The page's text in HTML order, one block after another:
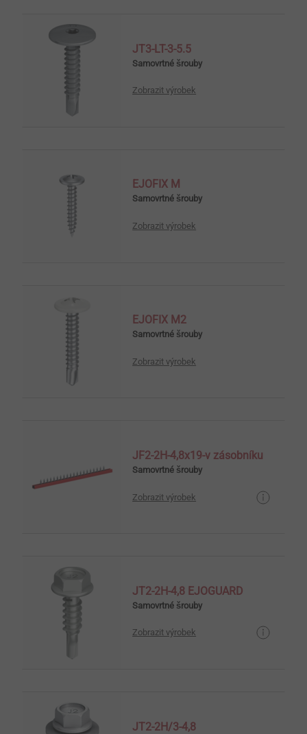
JT3-LT-3-5.5
Samovrtné šrouby
Zobrazit výrobek
EJOFIX M
Samovrtné šrouby
Zobrazit výrobek
EJOFIX M2
Samovrtné šrouby
Zobrazit výrobek
JF2-2H-4,8x19-v zásobníku
Samovrtné šrouby
Zobrazit výrobek
JT2-2H-4,8 EJOGUARD
Samovrtné šrouby
Zobrazit výrobek
JT2-2H/3-4,8